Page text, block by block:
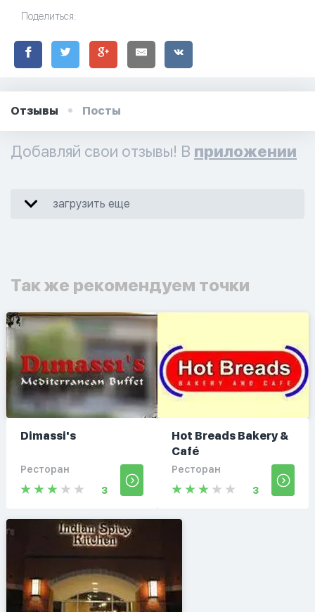
Поделиться:
Отзывы Посты
Добавляй свои отзывы! В приложении
загрузить еще
Так же рекомендуем точки
Dimassi's
Ресторан
3
Hot Breads Bakery &
Café
Ресторан
3